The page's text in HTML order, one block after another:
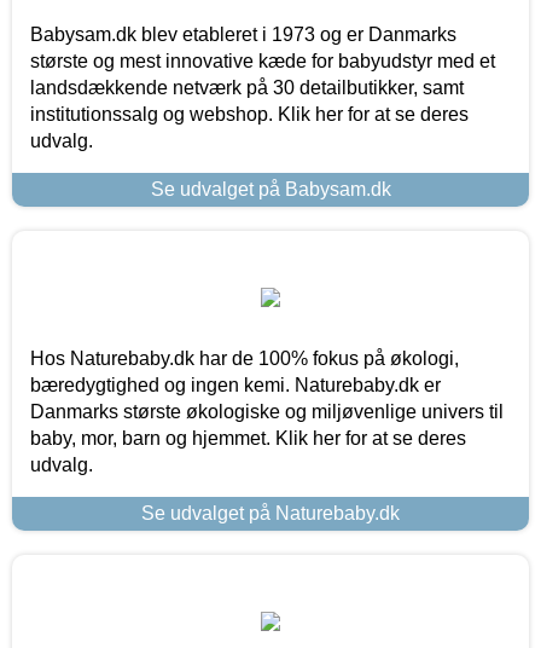
Babysam.dk blev etableret i 1973 og er Danmarks
største og mest innovative kæde for babyudstyr med et
landsdækkende netværk på 30 detailbutikker, samt
institutionssalg og webshop. Klik her for at se deres
udvalg.
Se udvalget på Babysam.dk
Hos Naturebaby.dk har de 100% fokus på økologi,
bæredygtighed og ingen kemi. Naturebaby.dk er
Danmarks største økologiske og miljøvenlige univers til
baby, mor, barn og hjemmet. Klik her for at se deres
udvalg.
Se udvalget på Naturebaby.dk